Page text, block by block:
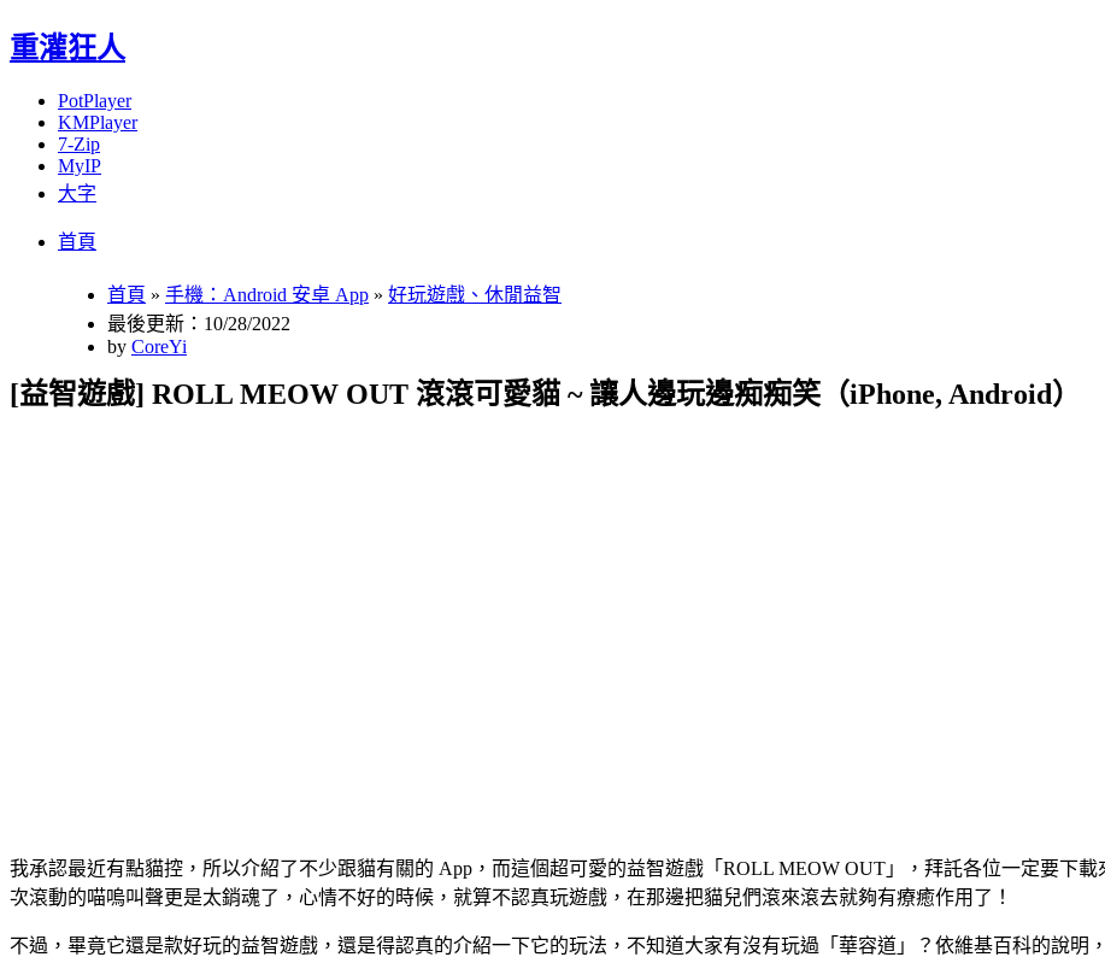
重灌狂人
PotPlayer
KMPlayer
7-Zip
MyIP
大字
首頁
首頁 » 手機：Android 安卓 App » 好玩遊戲、休閒益智
最後更新：10/28/2022
by CoreYi
[益智遊戲] ROLL MEOW OUT 滾滾可愛貓 ~ 讓人邊玩邊痴痴笑（iPhone, Android）
我承認最近有點貓控，所以介紹了不少跟貓有關的 App，而這個超可愛的益智遊戲「ROLL MEOW OUT」，拜託各位一定要下
次滾動的喵嗚叫聲更是太銷魂了，心情不好的時候，就算不認真玩遊戲，在那邊把貓兒們滾來滾去就夠有療癒作用了！
不過，畢竟它還是款好玩的益智遊戲，還是得認真的介紹一下它的玩法，不知道大家有沒有玩過「華容道」？依維基百科的說